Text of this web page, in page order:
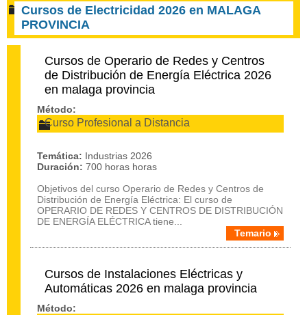
Cursos de Electricidad 2026 en MALAGA
PROVINCIA
Cursos de Operario de Redes y Centros
de Distribución de Energía Eléctrica 2026
en malaga provincia
Método:
Curso Profesional a Distancia
Temática: Industrias 2026
Duración: 700 horas horas
Objetivos del curso Operario de Redes y Centros de
Distribución de Energía Eléctrica: El curso de
OPERARIO DE REDES Y CENTROS DE DISTRIBUCIÓN
DE ENERGÍA ELÉCTRICA tiene...
Temario
Cursos de Instalaciones Eléctricas y
Automáticas 2026 en malaga provincia
Método: